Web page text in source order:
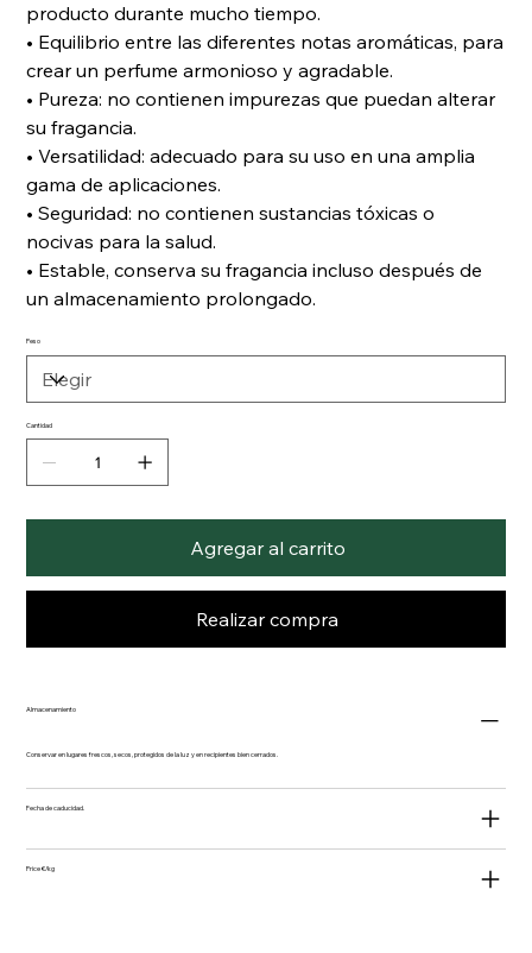
producto durante mucho tiempo.
• Equilibrio entre las diferentes notas aromáticas, para
crear un perfume armonioso y agradable.
• Pureza: no contienen impurezas que puedan alterar
su fragancia.
• Versatilidad: adecuado para su uso en una amplia
gama de aplicaciones.
• Seguridad: no contienen sustancias tóxicas o
nocivas para la salud.
• Estable, conserva su fragancia incluso después de
un almacenamiento prolongado.
Peso
Cantidad
Agregar al carrito
Realizar compra
Almacenamiento
Conservar en lugares frescos, secos, protegidos de la luz y en recipientes bien cerrados.
Fecha de caducidad.
Price €/kg